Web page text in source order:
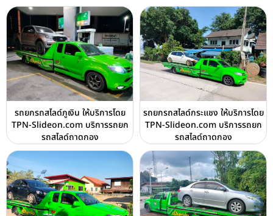
รถยกรถสไลด์ภูเงิน ให้บริการโดย
TPN-Slideon.com บริการรถยก
รถสไลด์ถาดกอง
รถยกรถสไลด์กระแชง ให้บริการโดย
TPN-Slideon.com บริการรถยก
รถสไลด์ถาดกอง